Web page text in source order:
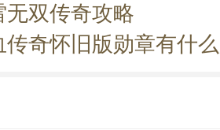
无双传奇攻略
传奇怀旧版勋章有什